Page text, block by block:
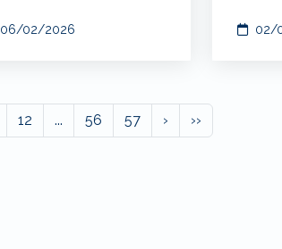
06/02/2026 02/
12 ... 56 57 › ››